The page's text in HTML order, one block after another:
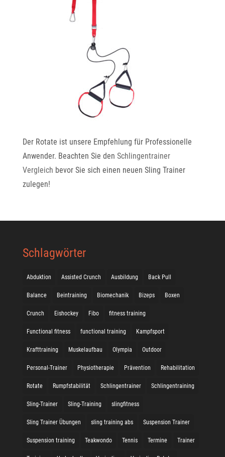
Der Rotate ist unsere Empfehlung für Professionelle
Anwender. Beachten Sie den Schlingentrainer
Vergleich bevor Sie sich einen neuen Sling Trainer
zulegen!
Schlagwörter
Abduktion Assisted Crunch Ausbildung Back Pull
Balance Beintraining Biomechanik Bizeps Boxen
Crunch Eishockey Fibo fitness training
Functional fitness functional training Kampfsport
Krafttraining Muskelaufbau Olympia Outdoor
Personal-Trainer Physiotherapie Prävention Rehabilitation
Rotate Rumpfstabilität Schlingentrainer Schlingentraining
Sling-Trainer Sling-Training slingfitness
Sling Trainer Übungen sling training abs Suspension Trainer
Suspension training Teakwondo Tennis Termine Trainer